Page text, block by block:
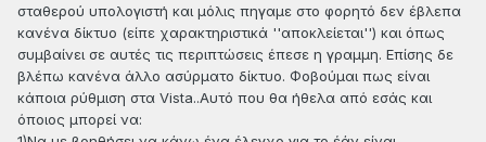
σταθερού υπολογιστή και μόλις πηγαμε στο φορητό δεν έβλεπα
κανένα δίκτυο (είπε χαρακτηριστικά ''αποκλείεται'') και όπως
συμβαίνει σε αυτές τις περιπτώσεις έπεσε η γραμμη. Επίσης δε
βλέπω κανένα άλλο ασύρματο δίκτυο. Φοβούμαι πως είναι
κάποια ρύθμιση στα Vista..Αυτό που θα ήθελα από εσάς και
όποιος μπορεί να: